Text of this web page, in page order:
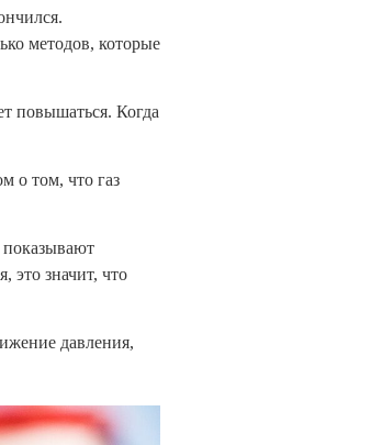
методов, которые
повышаться. Когда
о том, что газ
это значит, что
давления,